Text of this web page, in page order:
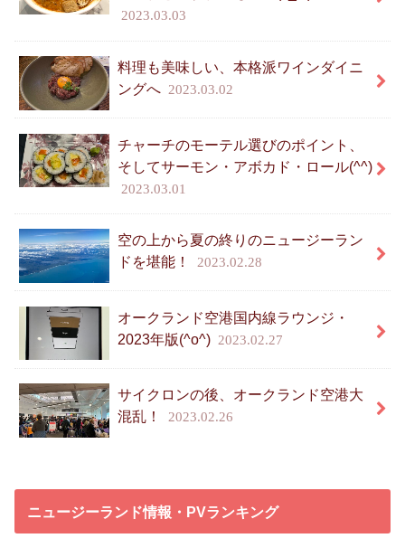
2023.03.03
料理も美味しい、本格派ワインダイニ
ングへ 2023.03.02
チャーチのモーテル選びのポイント、
そしてサーモン・アボカド・ロール(^^)
2023.03.01
空の上から夏の終りのニュージーラン
ドを堪能！
2023.02.28
オークランド空港国内線ラウンジ・
2023年版(^o^) 2023.02.27
サイクロンの後、オークランド空港大
混乱！
2023.02.26
ニュージーランド情報・PVランキング